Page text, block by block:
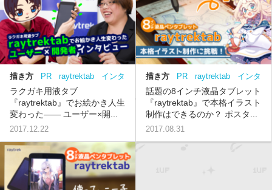
描き方 PR raytrektab
インタ
ビュー
ラクガキ用液タブ
『raytrektab』でお絵かき人生
変わった―― ユーザー×開...
2017.12.22
描き方 PR raytrektab
インタ
ビュー
描き方 配色
デザイ
ン
話題の8インチ液晶タブレット
『raytrektab』で本格イラスト
制作はできるのか？ ポスタ...
2017.08.31